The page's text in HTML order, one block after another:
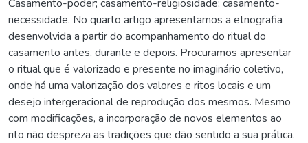
Casamento-poder; casamento-religiosidade; casamento-
necessidade. No quarto artigo apresentamos a etnografia
desenvolvida a partir do acompanhamento do ritual do
casamento antes, durante e depois. Procuramos apresentar
o ritual que é valorizado e presente no imaginário coletivo,
onde há uma valorização dos valores e ritos locais e um
desejo intergeracional de reprodução dos mesmos. Mesmo
com modificações, a incorporação de novos elementos ao
rito não despreza as tradições que dão sentido a sua prática.